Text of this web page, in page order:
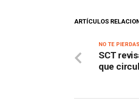
ARTÍCULOS
NO TE PIERDAS
SCT
que